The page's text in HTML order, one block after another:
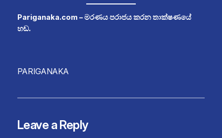
Pariganaka.com – මරණය පරාජය කරන තාක්ෂණයේ
හඬ.
PARIGANAKA
Leave a Reply